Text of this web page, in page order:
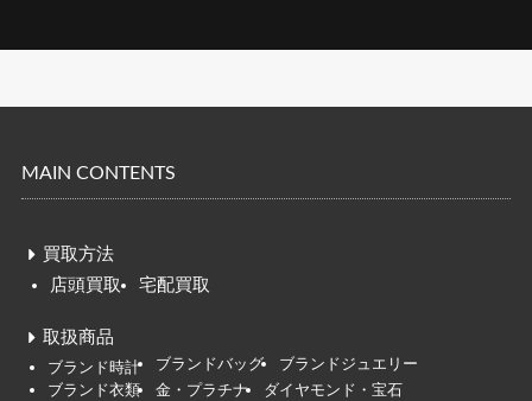
MAIN CONTENTS
買取方法
店頭買取
宅配買取
取扱商品
ブランド時計 ブランドバッグ
ブランドジュエリー
ブランド衣類
金・プラチナ ダイヤモンド・宝石